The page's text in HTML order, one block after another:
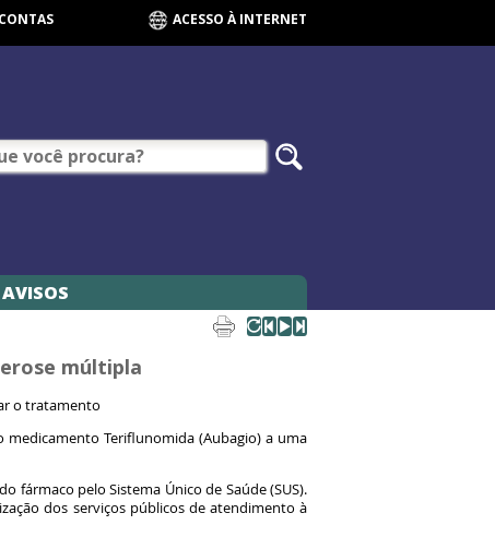
ACESSO À INTERNET
AVISOS
múltipla
o tratamento
medicamento Teriflunomida (Aubagio) a uma
fármaco pelo Sistema Único de Saúde (SUS).
dos serviços públicos de atendimento à